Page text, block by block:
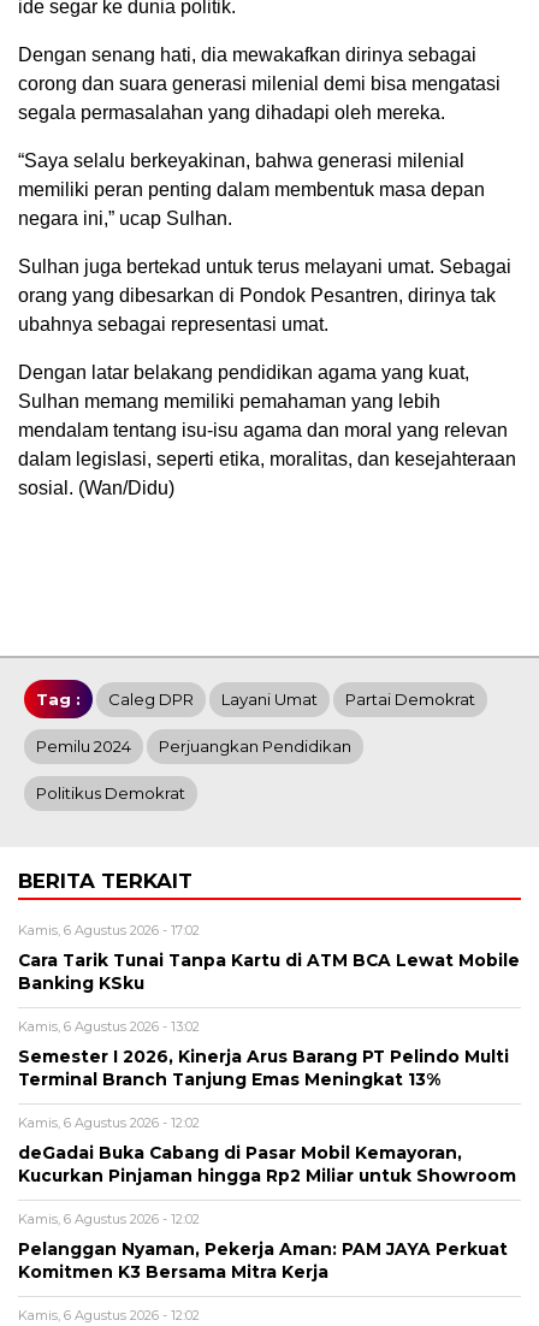
ide segar ke dunia politik.
Dengan senang hati, dia mewakafkan dirinya sebagai
corong dan suara generasi milenial demi bisa mengatasi
segala permasalahan yang dihadapi oleh mereka.
“Saya selalu berkeyakinan, bahwa generasi milenial
memiliki peran penting dalam membentuk masa depan
negara ini,” ucap Sulhan.
Sulhan juga bertekad untuk terus melayani umat. Sebagai
orang yang dibesarkan di Pondok Pesantren, dirinya tak
ubahnya sebagai representasi umat.
Dengan latar belakang pendidikan agama yang kuat,
Sulhan memang memiliki pemahaman yang lebih
mendalam tentang isu-isu agama dan moral yang relevan
dalam legislasi, seperti etika, moralitas, dan kesejahteraan
sosial. (Wan/Didu)
Tag : Caleg DPR Layani Umat Partai Demokrat
Pemilu 2024 Perjuangkan Pendidikan
Politikus Demokrat
BERITA TERKAIT
Kamis, 6 Agustus 2026 - 17:02
Cara Tarik Tunai Tanpa Kartu di ATM BCA Lewat Mobile
Banking KSku
Kamis, 6 Agustus 2026 - 13:02
Semester I 2026, Kinerja Arus Barang PT Pelindo Multi
Terminal Branch Tanjung Emas Meningkat 13%
Kamis, 6 Agustus 2026 - 12:02
deGadai Buka Cabang di Pasar Mobil Kemayoran,
Kucurkan Pinjaman hingga Rp2 Miliar untuk Showroom
Kamis, 6 Agustus 2026 - 12:02
Pelanggan Nyaman, Pekerja Aman: PAM JAYA Perkuat
Komitmen K3 Bersama Mitra Kerja
Kamis, 6 Agustus 2026 - 12:02